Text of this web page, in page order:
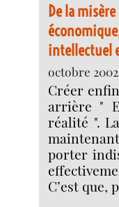
De la
intellectuel
octobre
Créer
arrière "
réalité ".
porter
C’est